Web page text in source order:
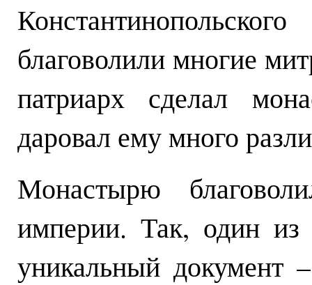
благоволили многие
патриарх сделал
даровал ему много
Монастырю
империи. Так, один из
уникальный документ